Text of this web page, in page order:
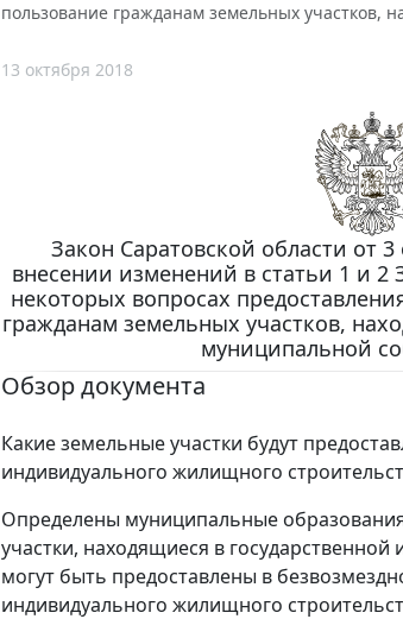
пользование гражданам земельных участков,
13 октября 2018
Закон Саратовской области от
внесении изменений в статьи 1 и 2
некоторых вопросах
гражданам земельных участков,
муниципальной
Обзор документа
Какие земельные участки будут
индивидуального жилищного
Определены муниципальные
участки, находящиеся в
могут быть предоставлены в
индивидуального жилищного